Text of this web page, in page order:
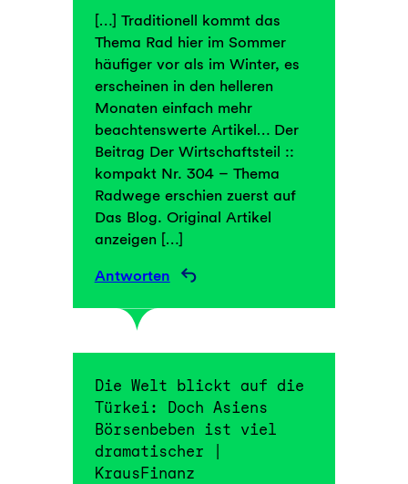
[…] Traditionell kommt das
Thema Rad hier im Sommer
häufiger vor als im Winter, es
erscheinen in den helleren
Monaten einfach mehr
beachtenswerte Artikel… Der
Beitrag Der Wirtschaftsteil ::
kompakt Nr. 304 – Thema
Radwege erschien zuerst auf
Das Blog. Original Artikel
anzeigen […]
Antworten
Die Welt blickt auf die
Türkei: Doch Asiens
Börsenbeben ist viel
dramatischer |
KrausFinanz